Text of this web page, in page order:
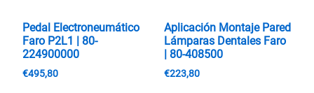
Pedal Electroneumático
Faro P2L1 | 80-
224900000
€495,80
Aplicación Montaje Pared
Lámparas Dentales Faro
| 80-408500
€223,80